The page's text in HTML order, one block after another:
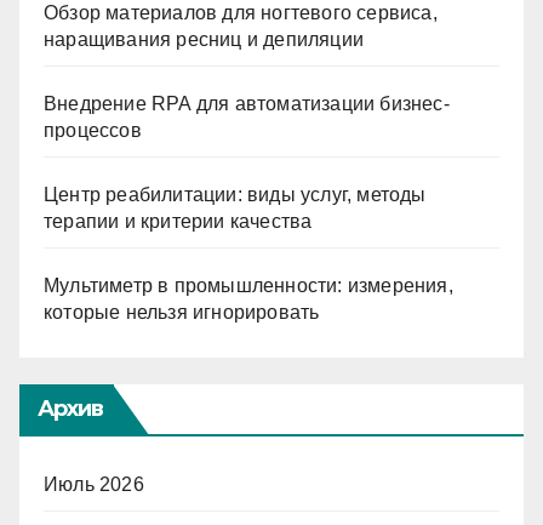
Обзор материалов для ногтевого сервиса,
наращивания ресниц и депиляции
Внедрение RPA для автоматизации бизнес-
процессов
Центр реабилитации: виды услуг, методы
терапии и критерии качества
Мультиметр в промышленности: измерения,
которые нельзя игнорировать
Архив
Июль 2026